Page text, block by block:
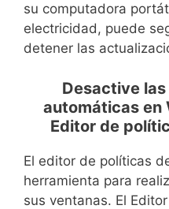
su computadora
electricidad, puede
detener las
Desactive
automáticas en
Editor de
El editor de políticas
herramienta para
sus ventanas. El